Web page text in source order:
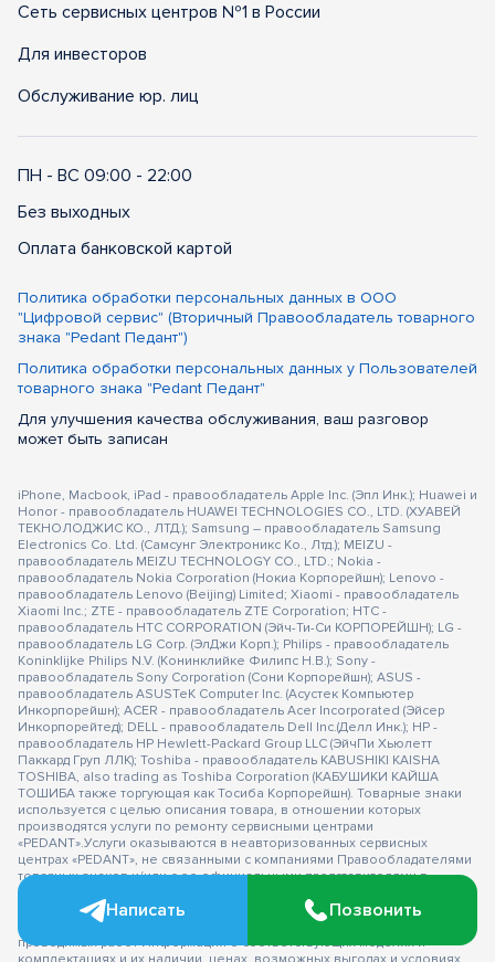
Сеть сервисных центров №1 в России
Для инвесторов
Обслуживание юр. лиц
ПН - ВС 09:00 - 22:00
Без выходных
Оплата банковской картой
Политика обработки персональных данных в ООО
"Цифровой сервис" (Вторичный Правообладатель товарного
знака "Pedant Педант")
Политика обработки персональных данных у Пользователей
товарного знака "Pedant Педант"
Для улучшения качества обслуживания, ваш разговор
может быть записан
iPhone, Macbook, iPad - правообладатель Apple Inc. (Эпл Инк.); Huawei и
Honor - правообладатель HUAWEI TECHNOLOGIES CO., LTD. (ХУАВЕЙ
ТЕКНОЛОДЖИС КО., ЛТД.); Samsung – правообладатель Samsung
Electronics Co. Ltd. (Самсунг Электроникс Ко., Лтд.); MEIZU -
правообладатель MEIZU TECHNOLOGY CO., LTD.; Nokia -
правообладатель Nokia Corporation (Нокиа Корпорейшн); Lenovo -
правообладатель Lenovo (Beijing) Limited; Xiaomi - правообладатель
Xiaomi Inc.; ZTE - правообладатель ZTE Corporation; HTC -
правообладатель HTC CORPORATION (Эйч-Ти-Си КОРПОРЕЙШН); LG -
правообладатель LG Corp. (ЭлДжи Корп.); Philips - правообладатель
Koninklijke Philips N.V. (Конинклийке Филипс Н.В.); Sony -
правообладатель Sony Corporation (Сони Корпорейшн); ASUS -
правообладатель ASUSTeK Computer Inc. (Асустек Компьютер
Инкорпорейшн); ACER - правообладатель Acer Incorporated (Эйсер
Инкорпорейтед); DELL - правообладатель Dell Inc.(Делл Инк.); HP -
правообладатель HP Hewlett-Packard Group LLC (ЭйчПи Хьюлетт
Паккард Груп ЛЛК); Toshiba - правообладатель KABUSHIKI KAISHA
TOSHIBA, also trading as Toshiba Corporation (КАБУШИКИ КАЙША
ТОШИБА также торгующая как Тосиба Корпорейшн). Товарные знаки
используется с целью описания товара, в отношении которых
производятся услуги по ремонту сервисными центрами
«PEDANT».Услуги оказываются в неавторизованных сервисных
центрах «PEDANT», не связанными с компаниями Правообладателями
товарных знаков и/или с ее официальными представителями в
отношении товаров, которые уже были введены в гражданский
оборот в смысле статьи 1487 ГК РФ ** - время ремонта, срок гарантии
могут меняться в зависимости от модели устройства и сложности
проводимых работ Информация о соответствующих моделях и
Написать Позвонить